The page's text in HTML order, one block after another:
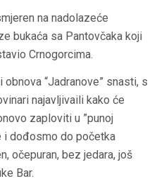
na nadolazeće
bukaća sa Pantovčaka koji
Crnogorcima.
“Jadranove” snasti, s
najavljivaili kako će
zaploviti u ”punoj
dođosmo do početka
očepuran, bez jedara, još
Bar.